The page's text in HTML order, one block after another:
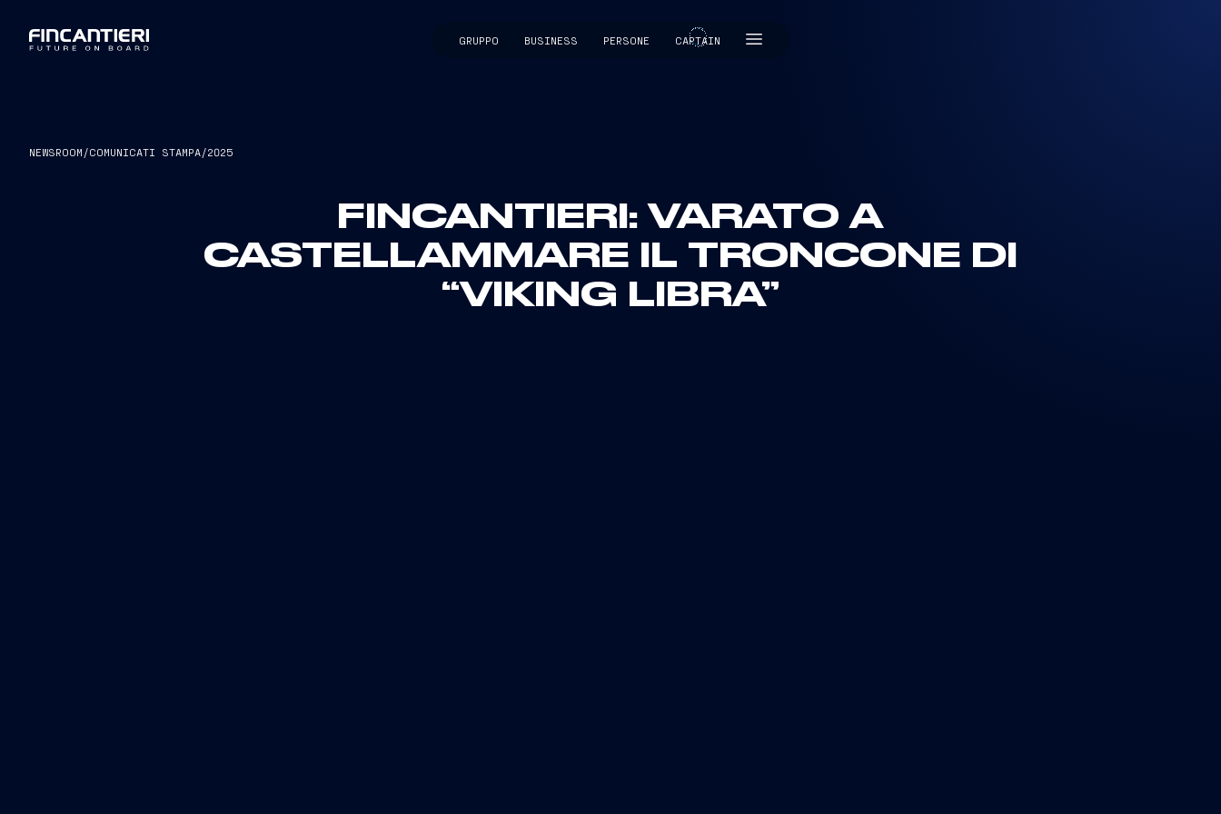
GRUPPO BUSINESS PERSONE CAPTAIN
CAPTAIN
NEWSROOM /COMUNICATI STAMPA/2025
FINCANTIERI: VARATO A
CASTELLAMMARE IL TRONCONE DI
“VIKING LIBRA”